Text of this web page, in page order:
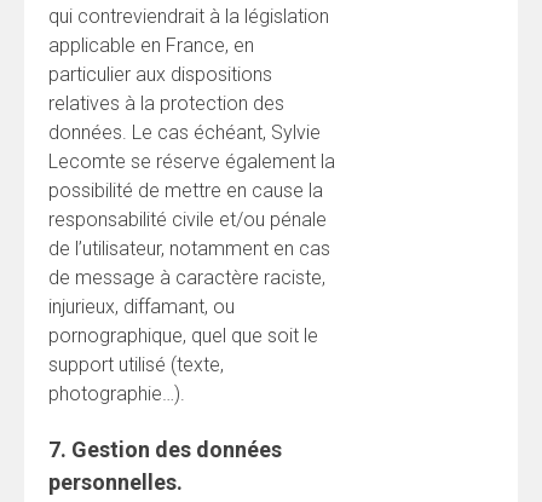
qui contreviendrait à la législation
applicable en France, en
particulier aux dispositions
relatives à la protection des
données. Le cas échéant, Sylvie
Lecomte se réserve également la
possibilité de mettre en cause la
responsabilité civile et/ou pénale
de l’utilisateur, notamment en cas
de message à caractère raciste,
injurieux, diffamant, ou
pornographique, quel que soit le
support utilisé (texte,
photographie…).
7. Gestion des données
personnelles.